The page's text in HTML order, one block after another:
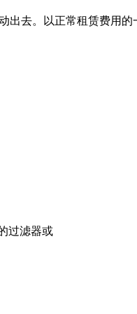
出去。以正常租赁费用的
过滤器或